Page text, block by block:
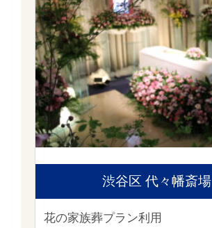
渋谷区 代々幡斎場
花の家族葬プラン利用